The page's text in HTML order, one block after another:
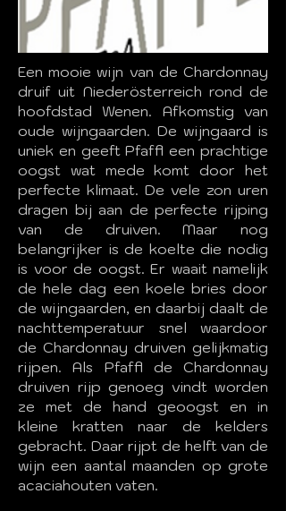
Een mooie wijn van de Chardonnay
druif uit Niederösterreich rond de
hoofdstad Wenen. Afkomstig van
oude wijngaarden. De wijngaard is
uniek en geeft Pfaffl een prachtige
oogst wat mede komt door het
perfecte klimaat. De vele zon uren
dragen bij aan de perfecte rijping
van de druiven. Maar nog
belangrijker is de koelte die nodig
is voor de oogst. Er waait namelijk
de hele dag een koele bries door
de wijngaarden, en daarbij daalt de
nachttemperatuur snel waardoor
de Chardonnay druiven gelijkmatig
rijpen. Als Pfaffl de Chardonnay
druiven rijp genoeg vindt worden
ze met de hand geoogst en in
kleine kratten naar de kelders
gebracht. Daar rijpt de helft van de
wijn een aantal maanden op grote
acaciahouten vaten.